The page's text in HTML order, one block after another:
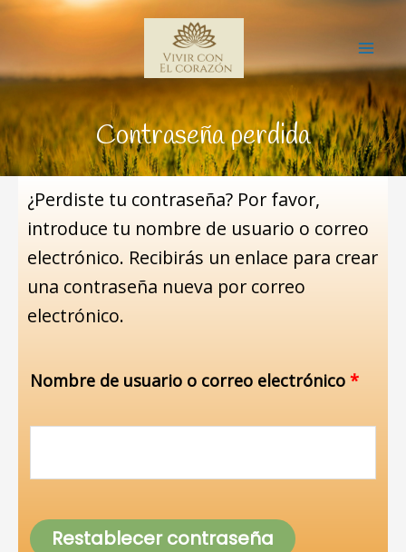
contenido
Contraseña perdida
¿Perdiste tu contraseña? Por favor,
introduce tu nombre de usuario o correo
electrónico. Recibirás un enlace para crear
una contraseña nueva por correo
electrónico.
Nombre de usuario o correo electrónico *
Restablecer contraseña